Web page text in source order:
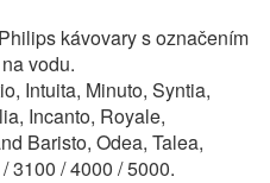
kávovary s označením
vodu.
Intuita, Minuto, Syntia,
Incanto, Royale,
Baristo, Odea, Talea,
3100 / 4000 / 5000.